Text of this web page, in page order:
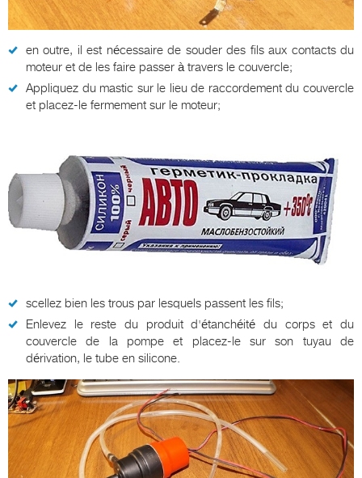
en outre, il est nécessaire de souder des fils aux contacts du
moteur et de les faire passer à travers le couvercle;
Appliquez du mastic sur le lieu de raccordement du couvercle
et placez-le fermement sur le moteur;
scellez bien les trous par lesquels passent les fils;
Enlevez le reste du produit d'étanchéité du corps et du
couvercle de la pompe et placez-le sur son tuyau de
dérivation, le tube en silicone.